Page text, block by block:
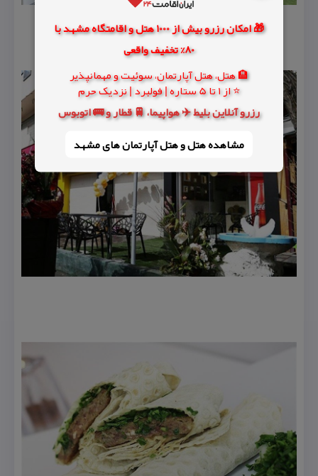
🎁 امکان رزرو بیش از 1000 هتل و اقامتگاه مشهد با
80% تخفیف واقعی
🏨 هتل، هتل آپارتمان، سوئیت و مهمانپذیر
⭐ از 1 تا 5 ستاره | فولبرد | نزدیک حرم
رزرو آنلاین بلیط ✈️ هواپیما، 🚆 قطار و 🚌 اتوبوس
مشاهده هتل و هتل‌ آپارتمان های مشهد